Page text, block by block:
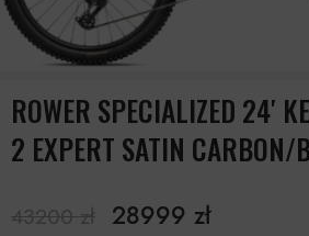
ROWER SPECIALIZED 24′
2 EXPERT SATIN CARBON/
43200zł 28999 zł